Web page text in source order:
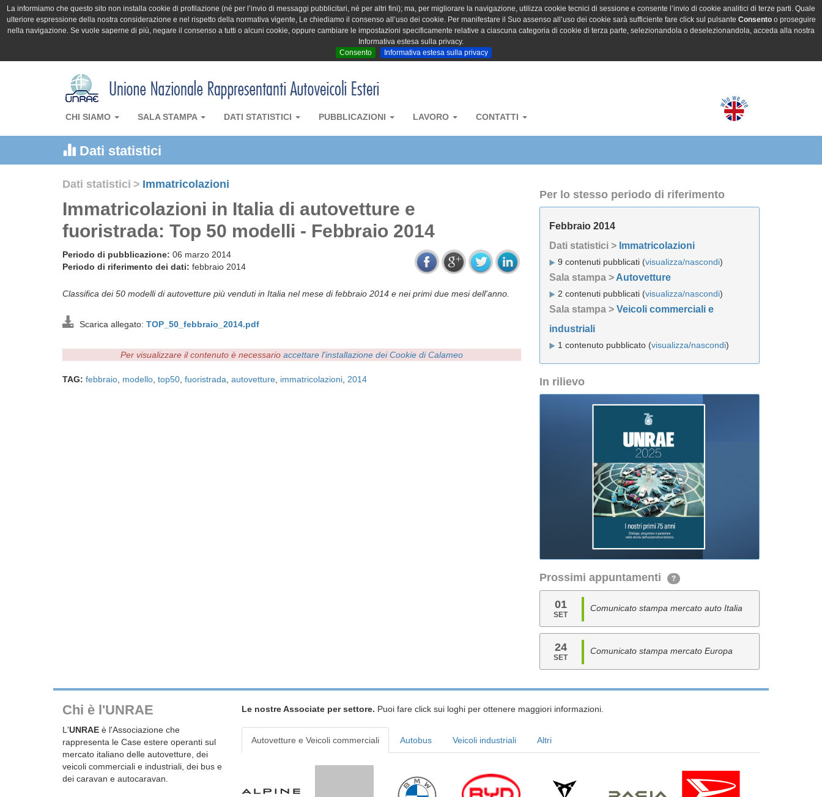
La informiamo che questo sito non installa cookie di profilazione (né per l’invio di messaggi pubblicitari, né per altri fini); ma, per migliorare la navigazione, utilizza cookie tecnici di sessione e consente l’invio di cookie analitici di terze parti. Quale
ulteriore espressione della nostra considerazione e nel rispetto della normativa vigente, Le chiediamo il consenso all’uso dei cookie. Per manifestare il Suo assenso all’uso dei cookie sarà sufficiente fare click sul pulsante Consentoo proseguire
nella navigazione. Se vuole saperne di più, negare il consenso a tutti o alcuni cookie, oppure cambiare le impostazioni specificamente relative a ciascuna categoria di cookie di terza parte, selezionandola o deselezionandola, acceda alla nostra
Informativa estesa sulla privacy.
Consento
Informativa estesa sulla privacy
CHI SIAMO SALA STAMPA DATI STATISTICI PUBBLICAZIONI LAVORO CONTATTI
Dati statistici
Dati statistici > Immatricolazioni
Immatricolazioni in Italia di autovetture e
fuoristrada: Top 50 modelli - Febbraio 2014
Periodo di pubblicazione: 06 marzo 2014
Periodo di riferimento dei dati: febbraio 2014
Classifica dei 50 modelli di autovetture più venduti in Italia nel mese di febbraio 2014 e nei primi due mesi dell'anno.
Scarica allegato: TOP_50_febbraio_2014.pdf
Per visualizzare il contenuto è necessario accettare l'installazione dei Cookie di Calameo
TAG: febbraio modello top50 fuoristrada autovetture immatricolazioni 2014
Per lo stesso periodo di riferimento
Febbraio 2014
Dati statistici > Immatricolazioni
9 contenuti pubblicati (visualizza/nascondi)
Sala stampa > Autovetture
2 contenuti pubblicati (visualizza/nascondi)
Sala stampa > Veicoli commerciali e
industriali
1 contenuto pubblicato (visualizza/nascondi)
In rilievo
Prossimi appuntamenti ?
01
SET
Comunicato stampa mercato auto Italia
24
SET
Comunicato stampa mercato Europa
Chi è l'UNRAE
L'UNRAE è l'Associazione che
rappresenta le Case estere operanti sul
mercato italiano delle autovetture, dei
veicoli commerciali e industriali, dei bus e
dei caravan e autocaravan.
Le nostre Associate per settore. Puoi fare click sui loghi per ottenere maggiori informazioni.
Autovetture e Veicoli commerciali Autobus Veicoli industriali Altri